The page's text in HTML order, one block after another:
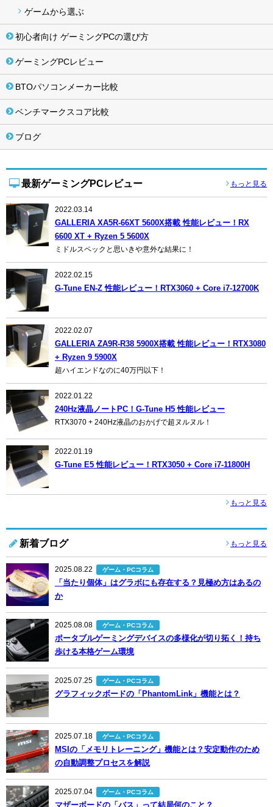
ゲームから選ぶ
初心者向け ゲーミングPCの選び方
ゲーミングPCレビュー
BTOパソコンメーカー比較
ベンチマークスコア比較
ブログ
最新ゲーミングPCレビュー もっと見る
2022.03.14
GALLERIA XA5R-66XT 5600X搭載 性能レビュー！RX
6600 XT + Ryzen 5 5600X
ミドルスペックと思いきや意外な結果に！
2022.02.15
G-Tune EN-Z 性能レビュー！RTX3060 + Core i7-12700K
2022.02.07
GALLERIA ZA9R-R38 5900X搭載 性能レビュー！RTX3080
+ Ryzen 9 5900X
超ハイエンドなのに40万円以下！
2022.01.22
240Hz液晶ノートPC！G-Tune H5 性能レビュー
RTX3070 + 240Hz液晶のおかげで超ヌルヌル！
2022.01.19
G-Tune E5 性能レビュー！RTX3050 + Core i7-11800H
もっと見る
新着ブログ もっと見る
2025.08.22 ゲーム・PCコラム
「当たり個体」はグラボにも存在する？見極め方はあるの
か
2025.08.08 ゲーム・PCコラム
ポータブルゲーミングデバイスの多様化が切り拓く！持ち
歩ける本格ゲーム環境
2025.07.25 ゲーム・PCコラム
グラフィックボードの「PhantomLink」機能とは？
2025.07.18 ゲーム・PCコラム
MSIの「メモリトレーニング」機能とは？安定動作のため
の自動調整プロセスを解説
2025.07.04 ゲーム・PCコラム
マザーボードの「バス」って結局何のこと？